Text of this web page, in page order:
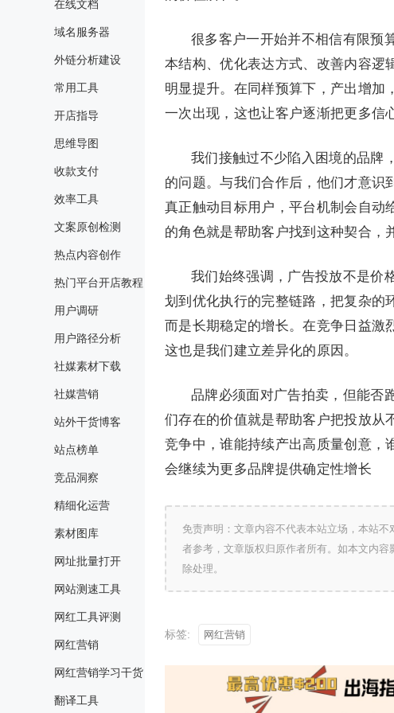
在线文档
域名服务器
外链分析建设
常用工具
开店指导
思维导图
收款支付
效率工具
文案原创检测
热点内容创作
热门平台开店教程
用户调研
用户路径分析
社媒素材下载
社媒营销
站外干货博客
站点榜单
竞品洞察
精细化运营
素材图库
网址批量打开
网站测速工具
网红工具评测
网红营销
网红营销学习干货
翻译工具
很多客户一开始并不相信有限预
本结构、优化表达方式、改善内容逻
明显提升。在同样预算下，产出增加
一次出现，这也让客户逐渐把更多信
我们接触过不少陷入困境的品牌
的问题。与我们合作后，他们才意识
真正触动目标用户，平台机制会自动
的角色就是帮助客户找到这种契合，
我们始终强调，广告投放不是价
划到优化执行的完整链路，把复杂的
而是长期稳定的增长。在竞争日益激
这也是我们建立差异化的原因。
品牌必须面对广告拍卖，但能否
们存在的价值就是帮助客户把投放从
竞争中，谁能持续产出高质量创意，
会继续为更多品牌提供确定性增长
免责声明：文章内容不代表本站立场，本站
者参考，文章版权归原作者所有。如本文内
除处理。
标签: 网红营销